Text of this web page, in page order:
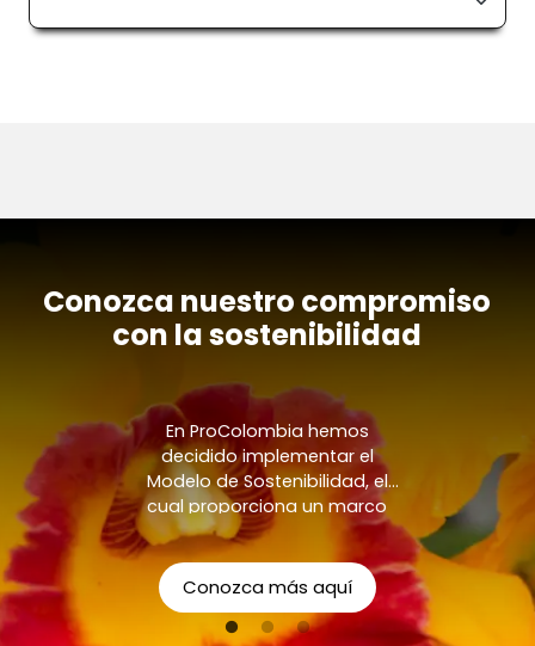
Conozca nuestro compromiso
con la sostenibilidad
En ProColombia hemos
decidido implementar el
Modelo de Sostenibilidad, el
cual proporciona un marco
para nuestras
responsabilidades como
organización con respecto a
los aspectos económicos,
sociales y ambientales.
Conozca más aquí